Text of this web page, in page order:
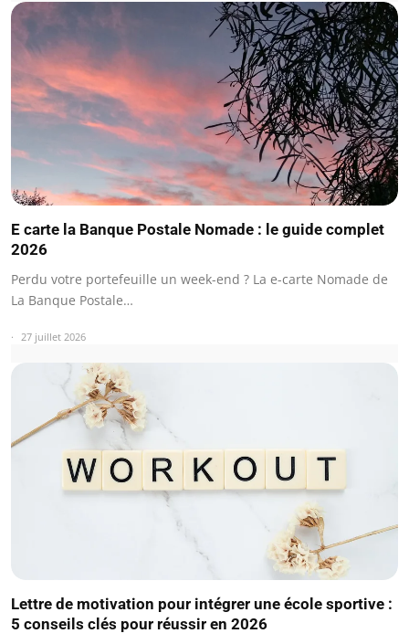
E carte la Banque Postale Nomade : le guide complet
2026
Perdu votre portefeuille un week-end ? La e-carte Nomade de
La Banque Postale…
27 juillet 2026
Lettre de motivation pour intégrer une école sportive :
5 conseils clés pour réussir en 2026